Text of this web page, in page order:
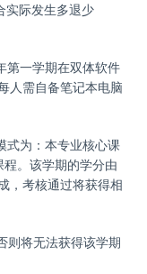
实际发生多退少
第一学期在双体软件
人需自备笔记本电脑
式为：本专业核心课
程。该学期的学分由
，考核通过将获得相
则将无法获得该学期